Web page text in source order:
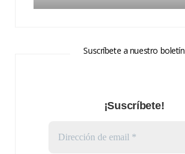
Suscríbete a nuestro boletín
¡Suscríbete!